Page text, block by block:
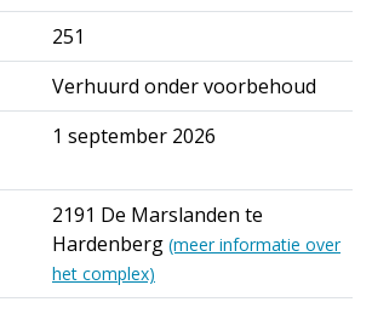
251
Verhuurd onder voorbehoud
1 september 2026
2191 De Marslanden te
Hardenberg (meer informatie over
het complex)